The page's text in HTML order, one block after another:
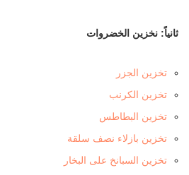
ثانياً: نخزين الخضروات
تخزين الجزر
تخزين الكرنب
تخزين البطاطس
تخزين بازلاء نصف سلقة
تخزين السبانخ على البخار